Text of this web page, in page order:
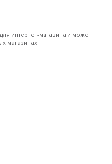
интернет-магазина и может
магазинах